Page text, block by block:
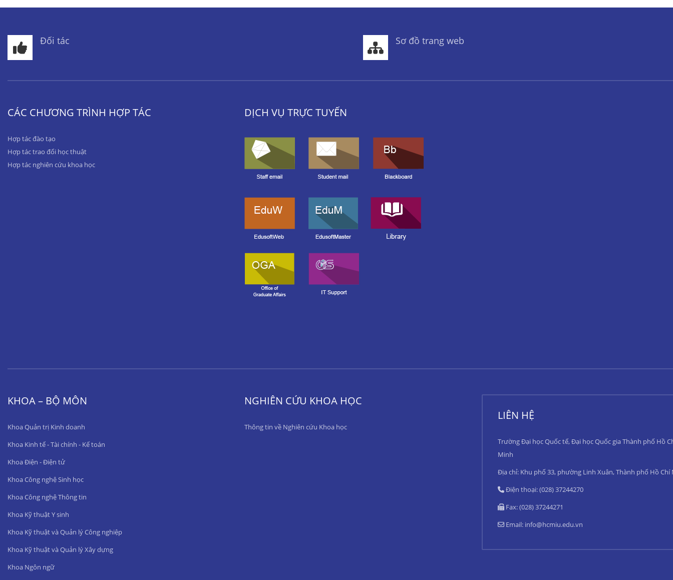
Đối tác Sơ đồ trang web
CÁC CHƯƠNG TRÌNH HỢP TÁC
Hợp tác đào tạo
Hợp tác trao đổi học thuật
Hợp tác nghiên cứu khoa học
DỊCH VỤ TRỰC TUYẾN
KHOA – BỘ MÔN
Khoa Quản trị Kinh doanh
Khoa Kinh tế - Tài chính - Kế toán
Khoa Điện - Điện tử
Khoa Công nghệ Sinh học
Khoa Công nghệ Thông tin
Khoa Kỹ thuật Y sinh
Khoa Kỹ thuật và Quản lý Công nghiệp
Khoa Kỹ thuật và Quản lý Xây dựng
Khoa Ngôn ngữ
NGHIÊN CỨU KHOA HỌC
Thông tin về Nghiên cứu Khoa học
LIÊN HỆ
Trường Đại học Quốc tế, Đại học Quốc gia Thành phố Hồ
Minh
Địa chỉ: Khu phố 33, phường Linh Xuân, Thành phố Hồ Chí
Điện thoại: (028) 37244270
Fax: (028) 37244271
Email: info@hcmiu.edu.vn